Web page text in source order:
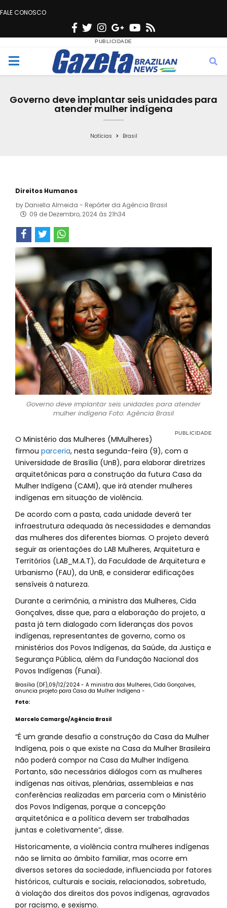
FALE CONOSCO
F
c
e
o
T
w
i
t
e
n
s
t
g
r
a
G
o
o
g
e
Y
u
t
b
s
M
Governo deve implantar seis unidades para
atender mulher indígena
Notícias Brasil
Direitos Humanos
by Daniella Almeida - Repórter da Agência Brasil
09 de Dezembro, 2024 às 21h34
Governo deve implantar seis unidades para atender
mulher indígena Foto: Agência Brasil
O Ministério das Mulheres (MMulheres)
firmou parceria, nesta segunda-feira (9), com a
Universidade de Brasília (UnB), para elaborar diretrizes
arquitetônicas para a construção da futura Casa da
Mulher Indígena (CAMI), que irá atender mulheres
indígenas em situação de violência.
De acordo com a pasta, cada unidade deverá ter
infraestrutura adequada às necessidades e demandas
das mulheres dos diferentes biomas. O projeto deverá
seguir as orientações do LAB Mulheres, Arquitetura e
Territórios (LAB_M.A.T), da Faculdade de Arquitetura e
Urbanismo (FAU), da UnB, e considerar edificações
sensíveis à natureza.
Durante a cerimônia, a ministra das Mulheres, Cida
Gonçalves, disse que, para a elaboração do projeto, a
pasta já tem dialogado com lideranças dos povos
indígenas, representantes de governo, como os
ministérios dos Povos Indígenas, da Saúde, da Justiça e
Segurança Pública, além da Fundação Nacional dos
Povos Indígenas (Funai).
Brasília (DF),09/12/2024 - A ministra das Mulheres, Cida Gonçalves,
anuncia projeto para Casa da Mulher Indígena -
Foto:
Marcelo Camargo/Agência Brasil
“É um grande desafio a construção da Casa da Mulher
Indígena, pois o que existe na Casa da Mulher Brasileira
não poderá compor na Casa da Mulher Indígena.
Portanto, são necessários diálogos com as mulheres
indígenas nas oitivas, plenárias, assembleias e nas
conferências realizadas em parceria com o Ministério
dos Povos Indígenas, porque a concepção
arquitetônica e a política devem ser trabalhadas
juntas e coletivamente”, disse.
Historicamente, a violência contra mulheres indígenas
não se limita ao âmbito familiar, mas ocorre em
diversos setores da sociedade, influenciada por fatores
históricos, culturais e sociais, relacionados, sobretudo,
à violação dos direitos dos povos indígenas, agravados
por racismo, e sexismo.